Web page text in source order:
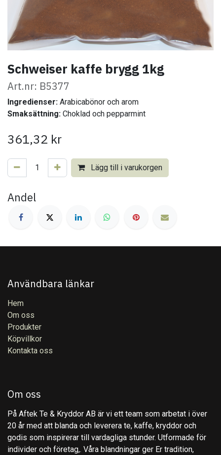
Schweiser kaffe brygg 1kg
Art.nr: B5377
Ingredienser: Arabicabönor och arom
Smaksättning: Choklad och pepparmint
361,32 kr
Lägg till i varukorgen
Andel
Användbara länkar
Hem
Om oss
Produkter
Köpvillkor
Kontakta oss
Om oss
På Aftek Te & Kryddor AB är vi ett team som arbetat i över
20 år med att blanda och leverera te, kaffe, kryddor och
godis som inspirerar till vardagliga stunder. Utformade för
individer och företag,. Våra blandningar ger Er tradition,